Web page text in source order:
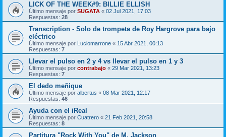
LICK OF THE WEEK#9: BILLIE ELLISH
Último mensaje por SUGATA « 02 Jul 2021, 17:03
Respuestas: 28
Transcription - Solo de trompeta de Roy Hargrove para bajo
eléctrico
Último mensaje por Luciomarrone « 15 Abr 2021, 00:13
Respuestas: 7
Llevar el pulso en 2 y 4 vs llevar el pulso en 1 y 3
Último mensaje por contrabajo « 29 Mar 2021, 13:23
Respuestas: 7
El dedo meñique
Último mensaje por albertus « 08 Mar 2021, 12:17
Respuestas: 46
Ayuda con el iReal
Último mensaje por Cuatrero « 21 Feb 2021, 20:58
Respuestas: 8
Partitura "Rock With You" de M. Jackson